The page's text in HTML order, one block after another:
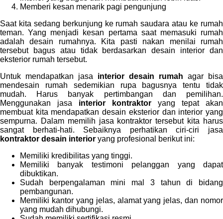
Memberi kesan menarik pagi pengunjung
Saat kita sedang berkunjung ke rumah saudara atau ke rumah
teman. Yang menjadi kesan pertama saat memasuki rumah
adalah desain rumahnya. Kita pasti nakan menilai rumah
tersebut bagus atau tidak berdasarkan desain interior dan
eksterior rumah tersebut.
Untuk mendapatkan jasa interior desain rumah agar bisa
mendesain rumah sedemikian rupa bagusnya tentu tidak
mudah. Harus banyak pertimbangan dan pemilihan.
Menggunakan jasa interior kontraktor yang tepat akan
membuat kita mendapatkan desain eksterior dan interior yang
sempurna. Dalam memilih jasa kontraktor tersebut kita harus
sangat berhati-hati. Sebaiknya perhatikan ciri-ciri jasa
kontraktor desain interior yang profesional berikut ini:
Memiliki kredibilitas yang tinggi.
Memiliki banyak testimoni pelanggan yang dapat
dibuktikan.
Sudah berpengalaman mini mal 3 tahun di bidang
pembangunan.
Memiliki kantor yang jelas, alamat yang jelas, dan nomor
yang mudah dihubungi.